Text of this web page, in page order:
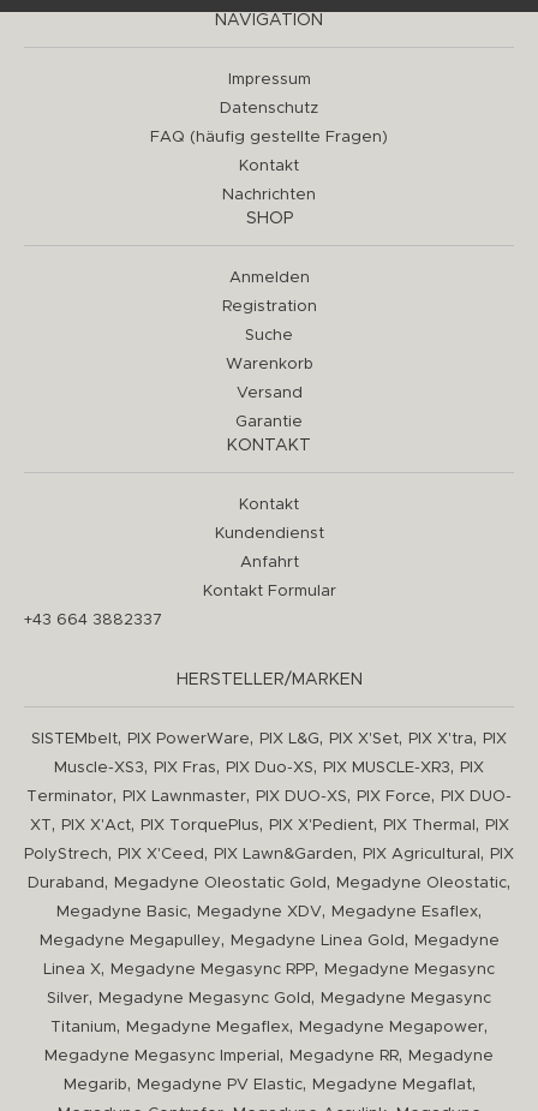
NAVIGATION
Impressum
Datenschutz
FAQ (häufig gestellte Fragen)
Kontakt
Nachrichten
SHOP
Anmelden
Registration
Suche
Warenkorb
Versand
Garantie
KONTAKT
Kontakt
Kundendienst
Anfahrt
Kontakt Formular
+43 664 3882337
HERSTELLER/MARKEN
SISTEMbelt, PIX PowerWare, PIX L&G, PIX X'Set, PIX X'tra,
PIX
Muscle-XS3, PIX Fras, PIX Duo-XS, PIX MUSCLE-XR3,
PIX
Terminator, PIX Lawnmaster, PIX DUO-XS, PIX Force,
PIX DUO-
XT, PIX X'Act, PIX TorquePlus, PIX X'Pedient, PIX Thermal ,
PIX
PolyStrech, PIX X'Ceed , PIX Lawn&Garden, PIX Agricultural ,
PIX
Duraband , Megadyne Oleostatic Gold , Megadyne Oleostatic,
Megadyne Basic, Megadyne XDV, Megadyne Esaflex,
Megadyne Megapulley, Megadyne Linea Gold ,
Megadyne
Linea X, Megadyne Megasync RPP,
Megadyne Megasync
Silver, Megadyne Megasync Gold ,
Megadyne Megasync
Titanium, Megadyne Megaflex, Megadyne Megapower,
Megadyne Megasync Imperial , Megadyne RR,
Megadyne
Megarib, Megadyne PV Elastic, Megadyne Megaflat,